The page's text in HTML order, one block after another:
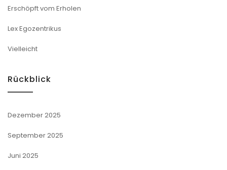
Erschöpft vom Erholen
Lex Egozentrikus
Vielleicht
Rückblick
Dezember 2025
September 2025
Juni 2025